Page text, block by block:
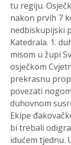
tu regiju.
nakon prvih 7
nedbiskupijski
Katedrala. 1.
misom u župi
osječkom
prekrasnu
povezati
duhovnom
Ekipe
bi trebali
idućem tjednu.